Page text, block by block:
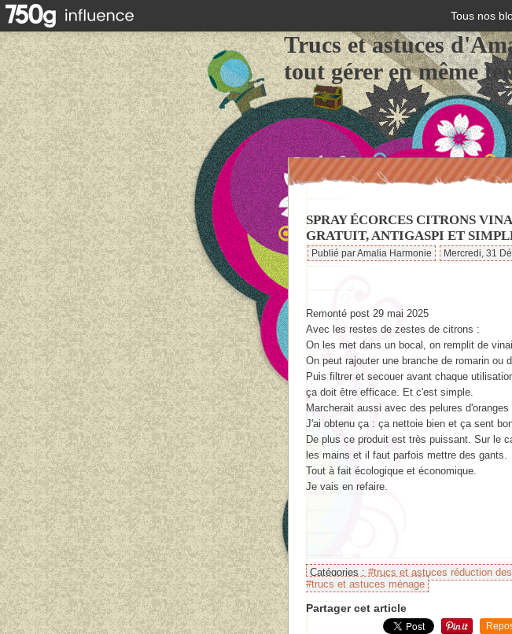
Tous nos
Trucs et astuces
tout gérer en même
SPRAY ÉCORCES CITRONS
GRATUIT, ANTIGASPI ET
Publié par Amalia Harmonie Mercredi, 31
Remonté post 29 mai 2025
Avec les restes de zestes de citrons :
On les met dans un bocal, on remplit de
On peut rajouter une branche de romarin ou
Puis filtrer et secouer avant chaque
ça doit être efficace. Et c'est simple.
Marcherait aussi avec des pelures d'oranges
J'ai obtenu ça : ça nettoie bien et ça sent
De plus ce produit est très puissant. Sur le
les mains et il faut parfois mettre des gants.
Tout à fait écologique et économique.
Je vais en refaire.
Catégories : #trucs et astuces réduction
#trucs et astuces ménage
Partager cet article